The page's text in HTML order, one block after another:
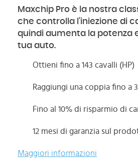
Maxchip Pro è la nostra
che controlla l'iniezione di
quindi aumenta la potenza
tua auto.
Ottieni fino a 143 cavalli (HP)
Raggiungi una coppia fino a
Fino al 10% di risparmio di
12 mesi di garanzia sul
Maggiori informazioni